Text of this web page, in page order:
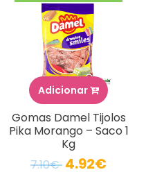
Adicionar
Gomas Damel Tijolos
Pika Morango – Saco 1
Kg
7.10€ 4.92€